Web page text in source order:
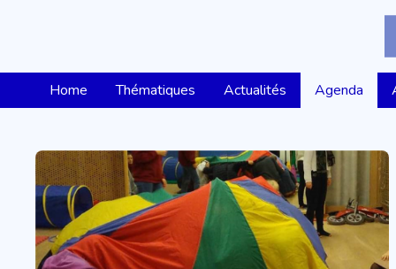
Home Thématiques Actualités Agenda